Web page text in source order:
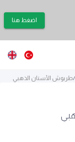
اضغط هنا
/طربوش الأسنان الذهبي